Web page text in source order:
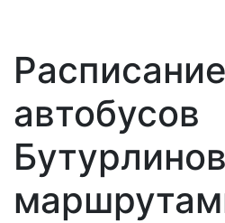
Расписание
автобусов